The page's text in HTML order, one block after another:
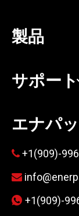
製品
サポート
エナパ
 +1(909)-

 +1(909)-